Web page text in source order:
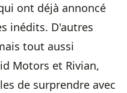
ont déjà annoncé
inédits. D'autres
tout aussi
Motors et Rivian,
de surprendre avec